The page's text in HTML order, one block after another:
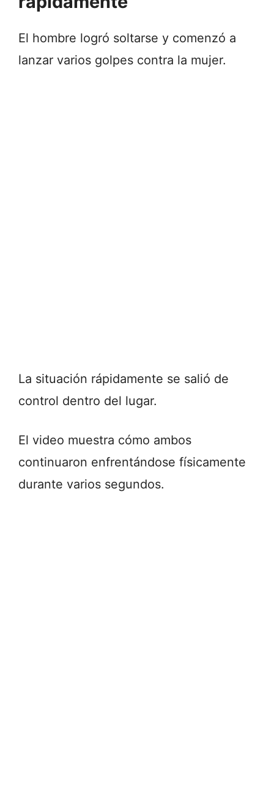
El hombre logró soltarse y comenzó a
lanzar varios golpes contra la mujer.
La situación rápidamente se salió de
control dentro del lugar.
El video muestra cómo ambos
continuaron enfrentándose físicamente
durante varios segundos.